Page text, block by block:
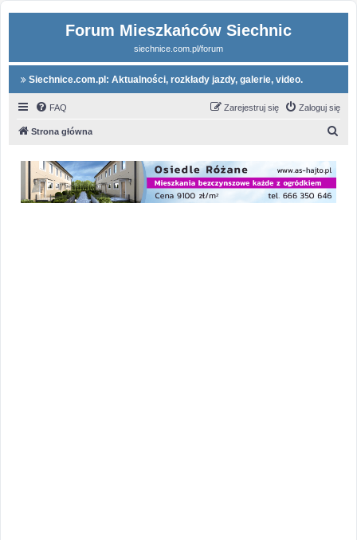
Forum Mieszkańców Siechnic
siechnice.com.pl/forum
Siechnice.com.pl: Aktualności, rozkłady jazdy, galerie, video.
FAQ Zaloguj się
Zarejestruj się
Strona główna